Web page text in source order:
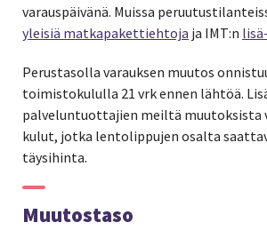
varauspäivänä. Muissa
yleisiä matkapakettiehtoja ja IMT:n
Perustasolla varauksen muutos
toimistokululla 21 vrk ennen lähtöä.
palveluntuottajien meiltä
kulut, jotka lentolippujen osalta
täysihinta.
Muutostaso